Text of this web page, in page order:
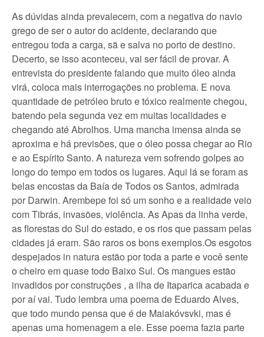
As dúvidas ainda prevalecem, com a negativa do navio
grego de ser o autor do acidente, declarando que
entregou toda a carga, sã e salva no porto de destino.
Decerto, se isso aconteceu, vai ser fácil de provar. A
entrevista do presidente falando que muito óleo ainda
virá, coloca mais interrogações no problema. E nova
quantidade de petróleo bruto e tóxico realmente chegou,
batendo pela segunda vez em muitas localidades e
chegando até Abrolhos. Uma mancha imensa ainda se
aproxima e há previsões, que o óleo possa chegar ao Rio
e ao Espírito Santo. A natureza vem sofrendo golpes ao
longo do tempo em todos os lugares. Aqui lá se foram as
belas encostas da Baía de Todos os Santos, admirada
por Darwin. Arembepe foi só um sonho e a realidade veio
com Tibrás, invasões, violência. As Apas da linha verde,
as florestas do Sul do estado, e os rios que passam pelas
cidades já eram. São raros os bons exemplos.Os esgotos
despejados in natura estão por toda a parte e você sente
o cheiro em quase todo Baixo Sul. Os mangues estão
invadidos por construções , a ilha de Itaparica acabada e
por aí vai. Tudo lembra uma poema de Eduardo Alves,
que todo mundo pensa que é de Maiakóvsvki, mas é
apenas uma homenagem a ele. Esse poema fazia parte